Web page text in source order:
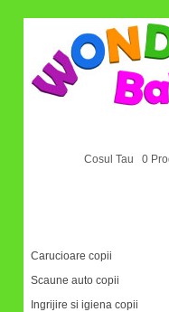
Cosul Tau 0
Carucioare copii
Scaune auto copii
Ingrijire si igiena copii